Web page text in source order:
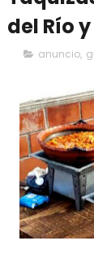
del Río
anuncio,